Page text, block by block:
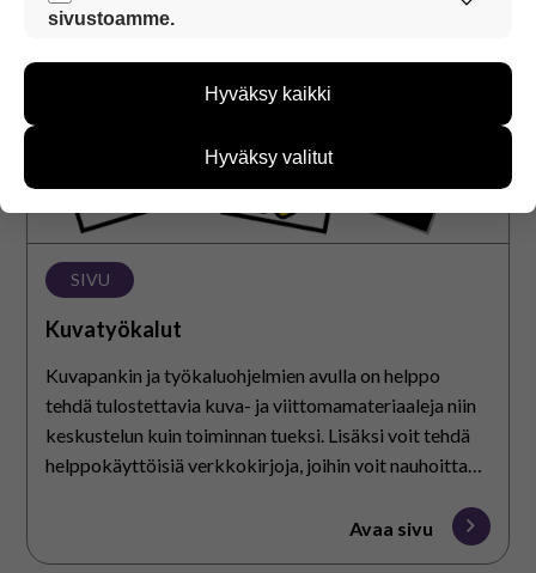
SIVU
Kuvatyökalut
Kuvapankin ja työkaluohjelmien avulla on helppo
tehdä tulostettavia kuva- ja viittomamateriaaleja niin
keskustelun kuin toiminnan tueksi. Lisäksi voit tehdä
helppokäyttöisiä verkkokirjoja, joihin voit nauhoittaa
Papunetin kuvapankin kuvat. Työkaluissa voi käyttää
Avaa sivu
sivustoamme voi käyttää sujuvasti ja turvallisesti.
sivustoamme.
kehittää sivustoamme vastaamaan paremmin
kävijämääristä ja siitä, mitä sivuja käytetään ja
miten sivuilla liikutaan. Emme kuitenkaan kerää
yksittäiseen käyttäjään.
Voit valita, hyväksytkö näiden evästeiden käytön.
Hyväksy kaikki
Hyväksy valitut